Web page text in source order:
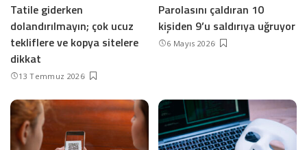
Tatile giderken
dolandırılmayın; çok ucuz
tekliflere ve kopya sitelere
dikkat
13 Temmuz 2026
Parolasını çaldıran 10
kişiden 9’u saldırıya uğruyor
6 Mayıs 2026